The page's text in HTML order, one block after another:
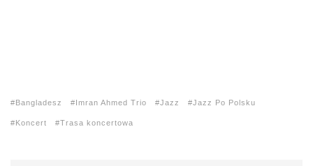
Bangladesz Imran Ahmed Trio Jazz Jazz Po Polsku
Koncert Trasa koncertowa